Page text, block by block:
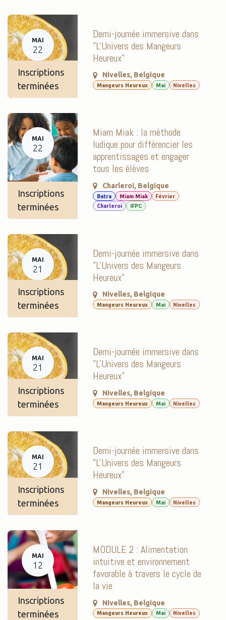
MAI
22
Inscriptions
terminées
Demi-journée immersive dans
"L'Univers des Mangeurs
Heureux"
Nivelles, Belgique
Mangeurs Heureux Mai Nivelles
MAI
22
Inscriptions
terminées
Miam Miak : la méthode
ludique pour différencier les
apprentissages et engager
tous les élèves
Charleroi, Belgique
Batra Miam Miak
Février
Charleroi
IFPC
MAI
21
Inscriptions
terminées
Demi-journée immersive dans
"L'Univers des Mangeurs
Heureux"
Nivelles, Belgique
Mangeurs Heureux Mai Nivelles
MAI
21
Inscriptions
terminées
Demi-journée immersive dans
"L'Univers des Mangeurs
Heureux"
Nivelles, Belgique
Mangeurs Heureux Mai Nivelles
MAI
21
Inscriptions
terminées
Demi-journée immersive dans
"L'Univers des Mangeurs
Heureux"
Nivelles, Belgique
Mangeurs Heureux Mai Nivelles
MAI
12
Inscriptions
terminées
MODULE 2 : Alimentation
intuitive et environnement
favorable à travers le cycle de
la vie
Nivelles, Belgique
Mangeurs Heureux Mai Nivelles